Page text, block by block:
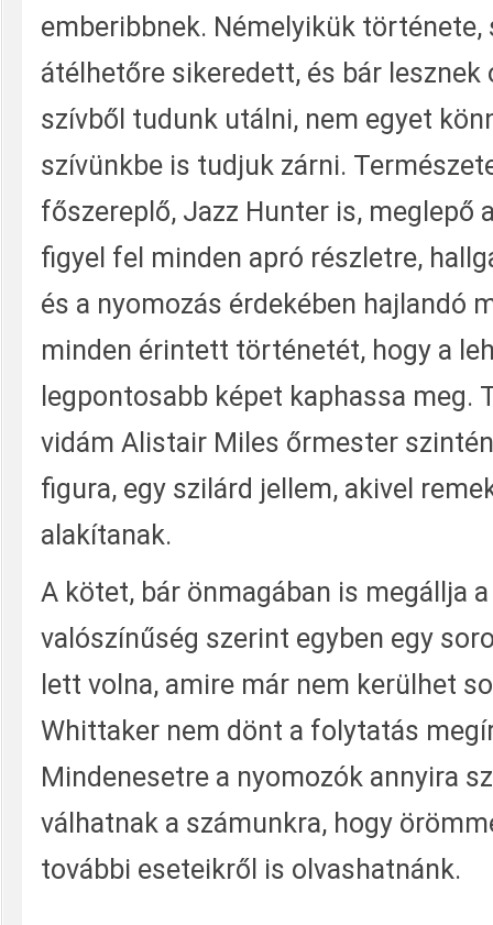
emberibbnek. Némelyikük története,
átélhetőre sikeredett, és bár lesznek
szívből tudunk utálni, nem egyet
szívünkbe is tudjuk zárni.
főszereplő, Jazz Hunter is, meglepő
figyel fel minden apró részletre,
és a nyomozás érdekében hajlandó
minden érintett történetét, hogy a
legpontosabb képet kaphassa meg.
vidám Alistair Miles őrmester
figura, egy szilárd jellem, akivel
alakítanak.
A kötet, bár önmagában is megállja
valószínűség szerint egyben egy
lett volna, amire már nem kerülhet
Whittaker nem dönt a folytatás
Mindenesetre a nyomozók annyira
válhatnak a számunkra, hogy
további eseteikről is olvashatnánk.